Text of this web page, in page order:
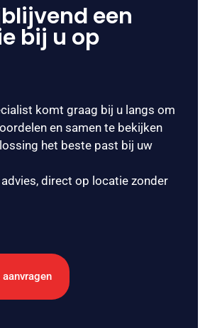
een
bij u op
komt graag bij u langs om
en samen te bekijken
het beste past bij uw
direct op locatie zonder